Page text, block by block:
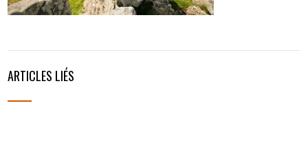
ARTICLES LIÉS